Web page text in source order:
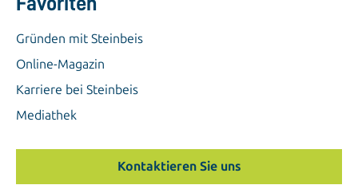
Gründen mit Steinbeis
Online-Magazin
Karriere bei Steinbeis
Mediathek
Kontaktieren Sie uns